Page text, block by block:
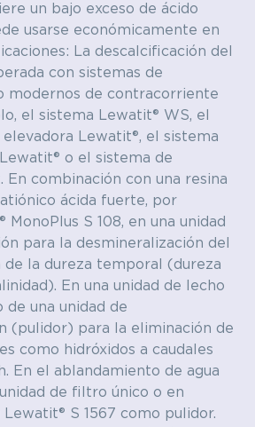
un bajo exceso de ácido
usarse económicamente en
La descalcificación del
con sistemas de
modernos de contracorriente
el sistema Lewatit® WS, el
Lewatit®, el sistema
o el sistema de
En combinación con una resina
ácida fuerte, por
S 108, en una unidad
para la desmineralización del
de la dureza temporal (dureza
En una unidad de lecho
de una unidad de
(pulidor) para la eliminación de
como hidróxidos a caudales
En el ablandamiento de agua
de filtro único o en
S 1567 como pulidor.